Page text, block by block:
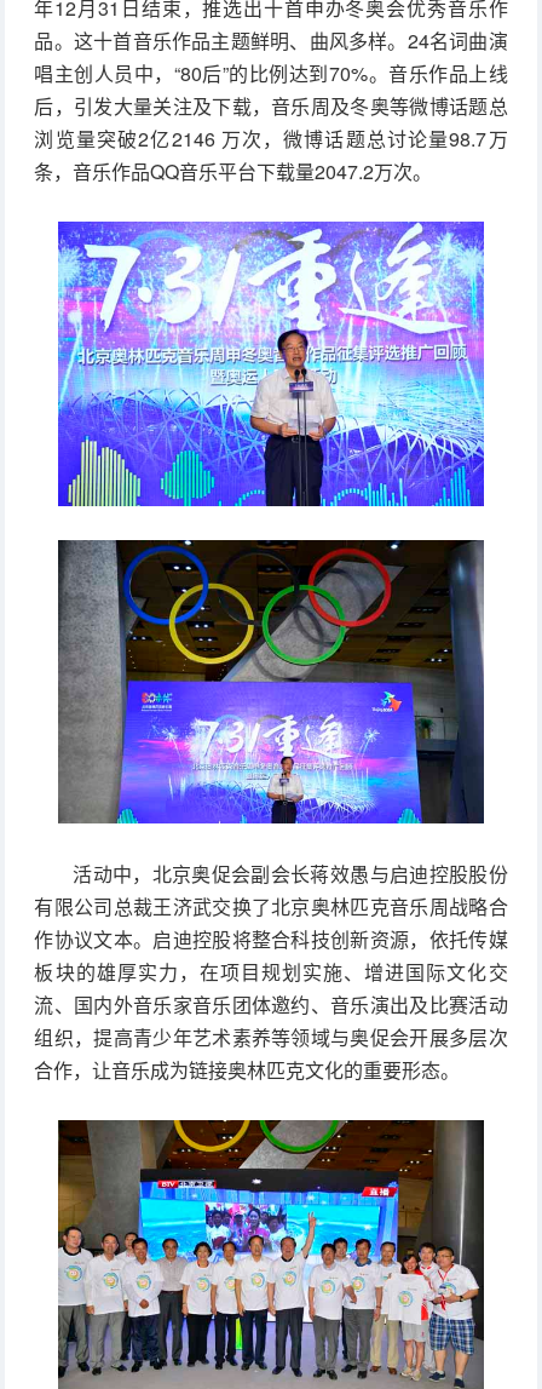
年12月31日结束，推选出十首申办冬奥会优秀音乐作
品。这十首音乐作品主题鲜明、曲风多样。24名词曲演
唱主创人员中，“80后”的比例达到70%。音乐作品上线
后，引发大量关注及下载，音乐周及冬奥等微博话题总
浏览量突破2亿2146 万次，微博话题总讨论量98.7万
条，音乐作品QQ音乐平台下载量2047.2万次。
活动中，北京奥促会副会长蒋效愚与启迪控股股份
有限公司总裁王济武交换了北京奥林匹克音乐周战略合
作协议文本。启迪控股将整合科技创新资源，依托传媒
板块的雄厚实力，在项目规划实施、增进国际文化交
流、国内外音乐家音乐团体邀约、音乐演出及比赛活动
组织，提高青少年艺术素养等领域与奥促会开展多层次
合作，让音乐成为链接奥林匹克文化的重要形态。